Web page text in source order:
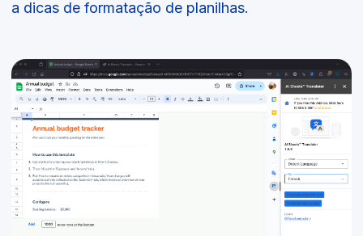
a dicas de formatação de planilhas.